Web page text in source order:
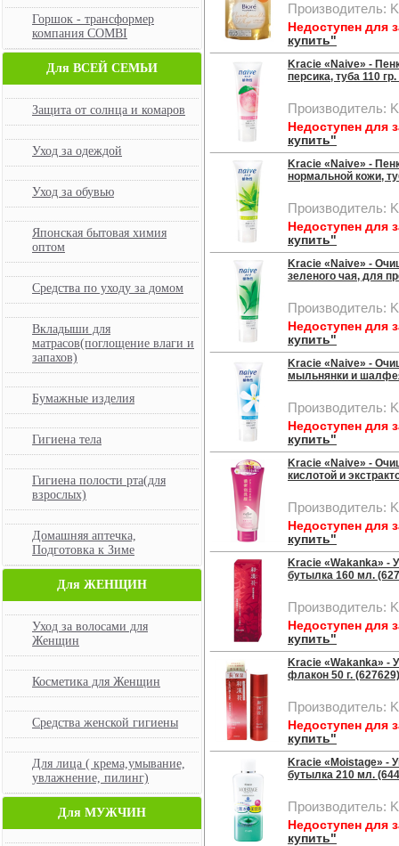
Горшок - трансформер
компания COMBI
Для ВСЕЙ СЕМЬИ
Защита от солнца и комаров
Уход за одеждой
Уход за обувью
Японская бытовая химия
оптом
Средства по уходу за домом
Вкладыши для
матрасов(поглощение влаги и
запахов)
Бумажные изделия
Гигиена тела
Гигиена полости рта(для
взрослых)
Домашняя аптечка,
Подготовка к Зиме
Для ЖЕНЩИН
Уход за волосами для
Женщин
Косметика для Женщин
Средства женской гигиены
Для лица ( крема,умывание,
увлажнение, пилинг)
Для МУЖЧИН
Производитель:
Недоступен для
купить"
Kracie «Naive» -
персика, туба 110
Производитель:
Недоступен для
купить"
Kracie «Naive» -
нормальной кожи,
Производитель:
Недоступен для
купить"
Kracie «Naive» -
зеленого чая, для
Производитель:
Недоступен для
купить"
Kracie «Naive» -
мыльнянки и
Производитель:
Недоступен для
купить"
Kracie «Naive» -
кислотой и
Производитель:
Недоступен для
купить"
Kracie «Wakanka» -
бутылка 160 мл.
Производитель:
Недоступен для
купить"
Kracie «Wakanka» -
флакон 50 г. (627629)
Производитель:
Недоступен для
купить"
Kracie «Moistage» -
бутылка 210 мл.
Производитель:
Недоступен для
купить"